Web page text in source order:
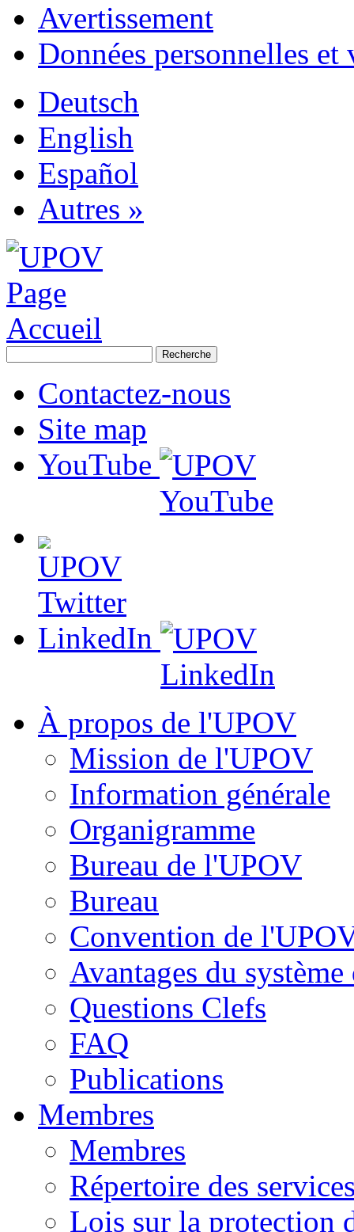
Avertissement
Données personnelles et
Deutsch
English
Español
Autres »
Contactez-nous
Site map
YouTube
LinkedIn
À propos de l'UPOV
Mission de l'UPOV
Information générale
Organigramme
Bureau de l'UPOV
Bureau
Convention de
Avantages du
Questions Clefs
FAQ
Publications
Membres
Membres
Répertoire des
Lois sur la protection